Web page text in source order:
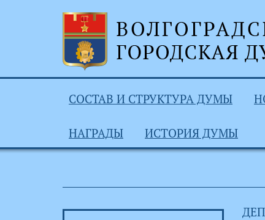
СОСТАВ И СТРУКТУРА ДУМЫ
НАГРАДЫ ИСТОРИЯ ДУМЫ